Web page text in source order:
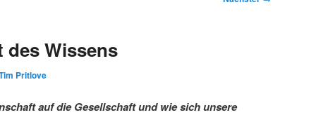
des Wissens
Pritlove
auf die Gesellschaft und wie sich unsere